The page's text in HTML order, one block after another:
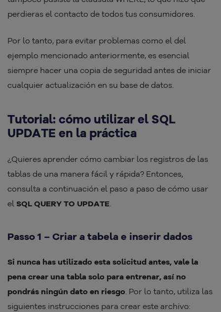
perdieras el contacto de todos tus consumidores.
Por lo tanto, para evitar problemas como el del
ejemplo mencionado anteriormente, es esencial
siempre hacer una copia de seguridad antes de iniciar
cualquier actualización en su base de datos.
Tutorial: cómo utilizar el SQL
UPDATE en la práctica
¿Quieres aprender cómo cambiar los registros de las
tablas de una manera fácil y rápida? Entonces,
consulta a continuación el paso a paso de cómo usar
el SQL QUERY TO UPDATE.
Passo 1 – Criar a tabela e inserir dados
Si nunca has utilizado esta solicitud antes, vale la
pena crear una tabla solo para entrenar, así no
pondrás ningún dato en riesgo. Por lo tanto, utiliza las
siguientes instrucciones para crear este archivo: